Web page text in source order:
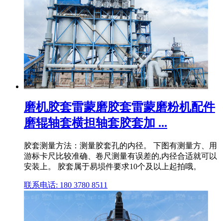
磨机胶套雷蒙磨胶套雷蒙磨粉机配件
磨辊轴套横担轴套胶套加 ...
胶套测量方法：测量胶套孔的内径。 下图有测量方、用
游标卡尺比较准确、卷尺测量有误差的,内径合适就可以
安装上。 胶套属于易埙件要求10个及以上起拍哦。
联系电话: 180 3780 8511